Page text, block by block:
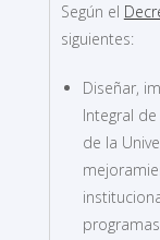
Según el
siguientes:
Diseñar,
Integral
de la